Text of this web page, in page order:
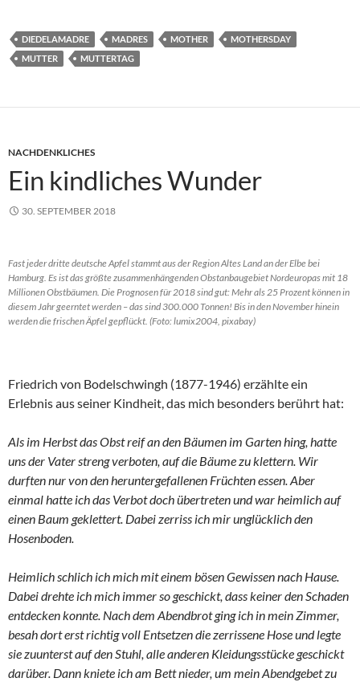
DIEDELAMADRE MADRES MOTHER
MOTHERSDAY
MUTTER
MUTTERTAG
NACHDENKLICHES
Ein kindliches Wunder
30. SEPTEMBER 2018
Fast jeder dritte deutsche Apfel stammt aus der Region Altes Land an der Elbe bei
Hamburg. Es ist das größte zusammenhängenden Obstanbaugebiet Nordeuropas mit 18
Millionen Obstbäumen. Die Prognosen für 2018 sind gut: Mehr als 25 Prozent können in
diesem Jahr geerntet werden – das sind 300.000 Tonnen! Bis in den November hinein
werden die frischen Äpfel gepflückt. (Foto: lumix2004, pixabay)
Friedrich von Bodelschwingh (1877-1946) erzählte ein
Erlebnis aus seiner Kindheit, das mich besonders berührt hat:
Als im Herbst das Obst reif an den Bäumen im Garten hing, hatte
uns der Vater streng verboten, auf die Bäume zu klettern. Wir
durften nur von den heruntergefallenen Früchten essen. Aber
einmal hatte ich das Verbot doch übertreten und war heimlich auf
einen Baum geklettert. Dabei zerriss ich mir unglücklich den
Hosenboden.
Heimlich schlich ich mich mit einem bösen Gewissen nach Hause.
Dabei drehte ich mich immer so geschickt, dass keiner den Schaden
entdecken konnte. Nach dem Abendbrot ging ich in mein Zimmer,
besah dort erst richtig voll Entsetzen die zerrissene Hose und legte
sie zuunterst auf den Stuhl, alle anderen Kleidungsstücke geschickt
darüber. Dann kniete ich am Bett nieder, um mein Abendgebet zu